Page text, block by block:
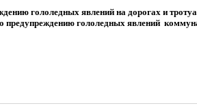
гололедных явлений на дорогах и
предупреждению гололедных явлений